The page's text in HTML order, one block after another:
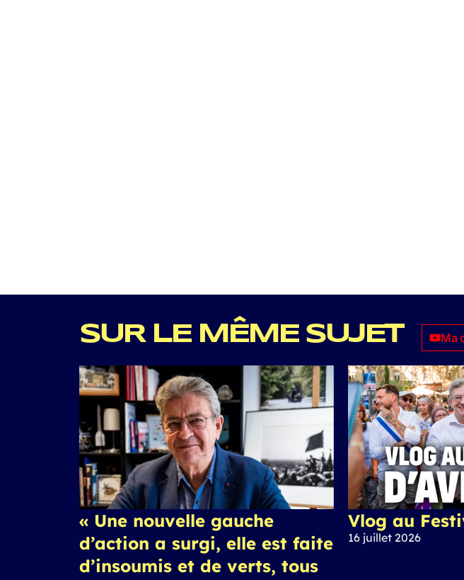
SUR LE MÊME SUJET Ma
« Une nouvelle gauche
d’action a surgi, elle est faite
d’insoumis et de verts, tous
Vlog au
16 juillet 2026